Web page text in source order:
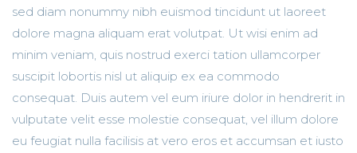
sed diam nonummy nibh euismod tincidunt ut laoreet
dolore magna aliquam erat volutpat. Ut wisi enim ad
minim veniam, quis nostrud exerci tation ullamcorper
suscipit lobortis nisl ut aliquip ex ea commodo
consequat. Duis autem vel eum iriure dolor in hendrerit in
vulputate velit esse molestie consequat, vel illum dolore
eu feugiat nulla facilisis at vero eros et accumsan et iusto